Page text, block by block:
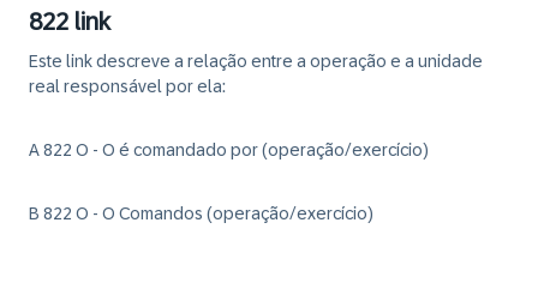
822 link
Este link descreve a relação entre a operação e a unidade
real responsável por ela:
A 822 O - O é comandado por (operação/exercício)
B 822 O - O Comandos (operação/exercício)